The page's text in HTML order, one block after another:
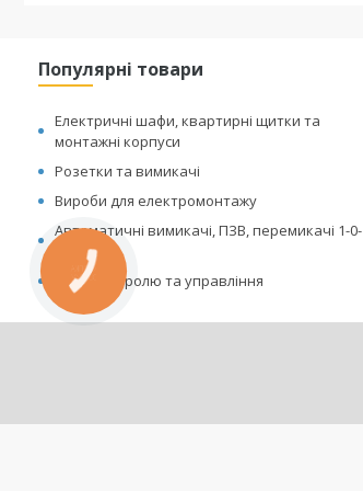
Популярні товари
Електричні шафи, квартирні щитки та
монтажні корпуси
Розетки та вимикачі
Вироби для електромонтажу
Автоматичні вимикачі, ПЗВ, перемикачі 1-0-
Реле контролю та управління
КНОПКА
ЗВ'ЯЗКУ